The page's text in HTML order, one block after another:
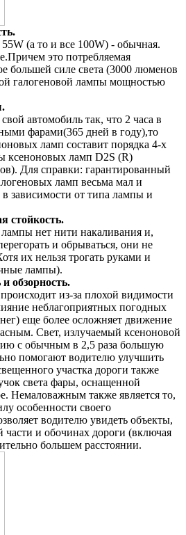
(а то и все 100W) - обычная.
это потребляемая
большей силе света (3000 люменов
галогеновой лампы мощностью
автомобиль так, что 2 часа в
фарами(365 дней в году),то
ламп составит порядка 4-х
ксеноновых ламп D2S (R)
Для справки: гарантированный
ламп весьма мал и
в зависимости от типа лампы и
стойкость.
нет нити накаливания и,
и обрываться, они не
их нельзя трогать руками и
лампы).
обзорность.
из-за плохой видимости
неблагоприятных погодных
еще более осложняет движение
Свет, излучаемый ксеноновой
с обычным в 2,5 раза большую
помогают водителю улучшить
участка дороги также
света фары, оснащенной
Немаловажным также является то,
особенности своего
водителю увидеть объекты,
части и обочинах дороги (включая
большем расстоянии.